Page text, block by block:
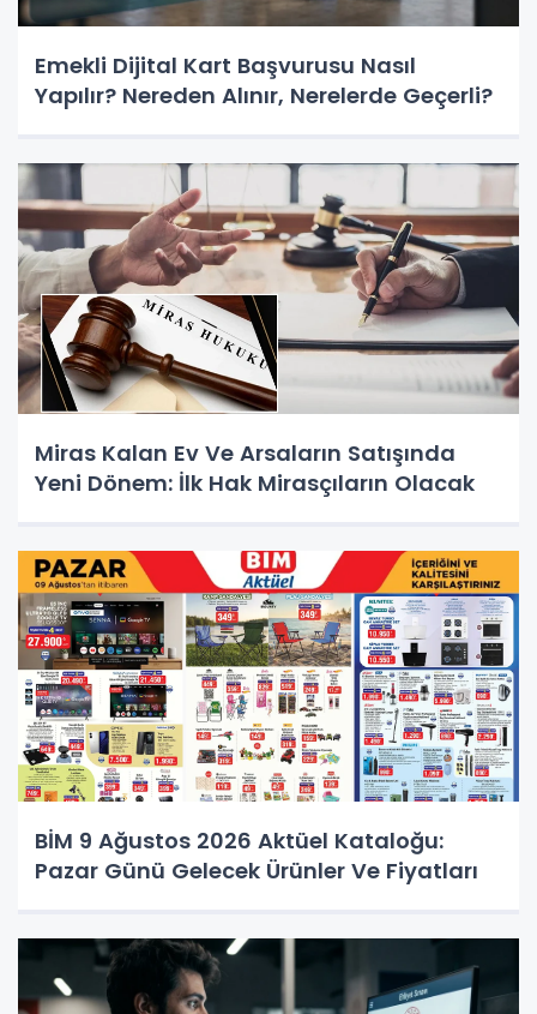
Emekli Dijital Kart Başvurusu Nasıl
Yapılır? Nereden Alınır, Nerelerde Geçerli?
Miras Kalan Ev Ve Arsaların Satışında
Yeni Dönem: İlk Hak Mirasçıların Olacak
BİM 9 Ağustos 2026 Aktüel Kataloğu:
Pazar Günü Gelecek Ürünler Ve Fiyatları